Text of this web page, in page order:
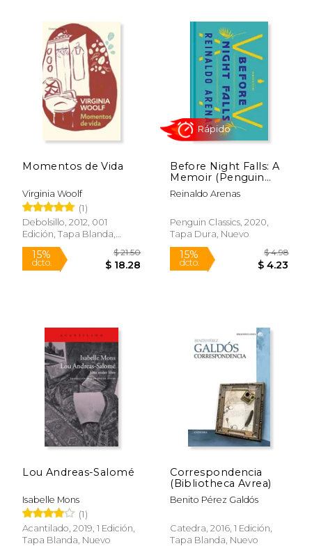
40%
dcto. $ 30.45
40%
dcto.
50%
dcto. $ 34.01
40%
dcto.
Momentos de Vida
Virginia Woolf
(1)
Debolsillo, 2012, 001
Edición, Tapa Blanda,
Nuevo
Before Night Falls: A
Memoir (Penguin
Vitae) (en Inglés)
Reinaldo Arenas
Penguin Classics, 2020,
Tapa Dura, Nuevo
Lou Andreas-Salomé
Isabelle Mons
(1)
Acantilado, 2019, 1 Edición,
Tapa Blanda, Nuevo
Correspondencia
(Bibliotheca Avrea)
Benito Pérez Galdós
Catedra, 2016, 1 Edición,
Tapa Blanda, Nuevo